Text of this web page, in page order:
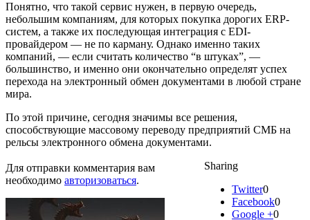
Понятно, что такой сервис нужен, в первую очередь,
небольшим компаниям, для которых покупка дорогих ERP-
систем, а также их последующая интеграция с EDI-
провайдером — не по карману. Однако именно таких
компаний, — если считать количество “в штуках”, —
большинство, и именно они окончательно определят успех
перехода на электронный обмен документами в любой стране
мира.
По этой причине, сегодня значимы все решения,
способствующие массовому переводу предприятий СМБ на
рельсы электронного обмена документами.
Sharing
Twitter0
Facebook0
Google +0
Для отправки комментария вам
необходимо авторизоваться.